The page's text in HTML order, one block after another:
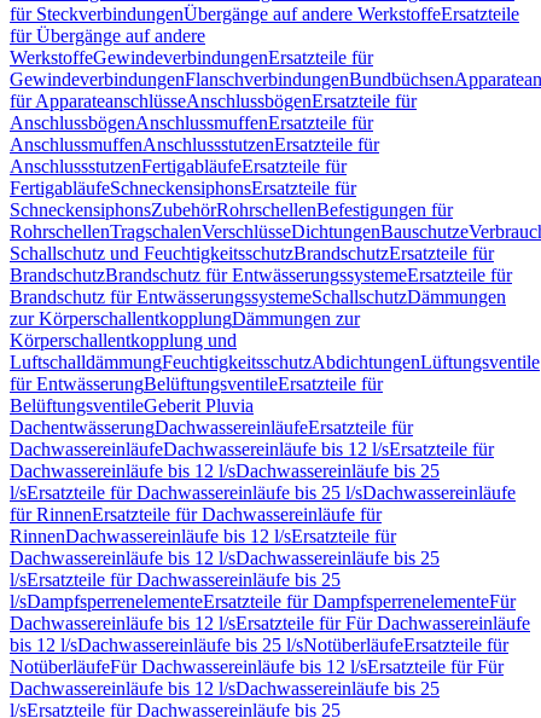
für SteckverbindungenÜbergänge auf andere WerkstoffeErsatzteile
für Übergänge auf andere
WerkstoffeGewindeverbindungenErsatzteile für
GewindeverbindungenFlanschverbindungenBundbüchsen
für ApparateanschlüsseAnschlussbögenErsatzteile für
AnschlussbögenAnschlussmuffenErsatzteile für
AnschlussmuffenAnschlussstutzenErsatzteile für
AnschlussstutzenFertigabläufeErsatzteile für
FertigabläufeSchneckensiphonsErsatzteile für
SchneckensiphonsZubehörRohrschellenBefestigungen für
RohrschellenTragschalenVerschlüsseDichtungenBauschutze
Schallschutz und FeuchtigkeitsschutzBrandschutzErsatzteile für
BrandschutzBrandschutz für EntwässerungssystemeErsatzteile für
Brandschutz für EntwässerungssystemeSchallschutzDämmungen
zur KörperschallentkopplungDämmungen zur
Körperschallentkopplung und
LuftschalldämmungFeuchtigkeitsschutzAbdichtungenLüftungsventile
für EntwässerungBelüftungsventileErsatzteile für
BelüftungsventileGeberit Pluvia
DachentwässerungDachwassereinläufeErsatzteile für
DachwassereinläufeDachwassereinläufe bis 12 l/sErsatzteile für
Dachwassereinläufe bis 12 l/sDachwassereinläufe bis 25
l/sErsatzteile für Dachwassereinläufe bis 25 l/sDachwassereinläufe
für RinnenErsatzteile für Dachwassereinläufe für
RinnenDachwassereinläufe bis 12 l/sErsatzteile für
Dachwassereinläufe bis 12 l/sDachwassereinläufe bis 25
l/sErsatzteile für Dachwassereinläufe bis 25
l/sDampfsperrenelementeErsatzteile für DampfsperrenelementeFür
Dachwassereinläufe bis 12 l/sErsatzteile für Für Dachwassereinläufe
bis 12 l/sDachwassereinläufe bis 25 l/sNotüberläufeErsatzteile für
NotüberläufeFür Dachwassereinläufe bis 12 l/sErsatzteile für Für
Dachwassereinläufe bis 12 l/sDachwassereinläufe bis 25
l/sErsatzteile für Dachwassereinläufe bis 25